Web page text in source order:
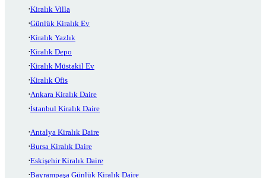
Kiralık Villa
Günlük Kiralık Ev
Kiralık Yazlık
Kiralık Depo
Kiralık Müstakil Ev
Kiralık Ofis
Ankara Kiralık Daire
İstanbul Kiralık Daire
Antalya Kiralık Daire
Bursa Kiralık Daire
Eskişehir Kiralık Daire
Bayrampaşa Günlük Kiralık Daire